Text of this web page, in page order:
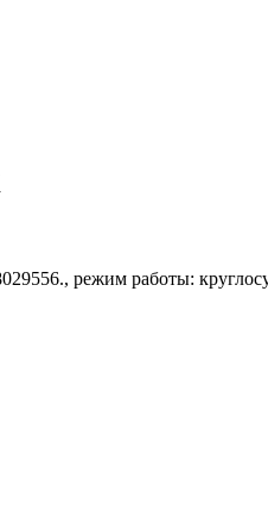
режим работы: